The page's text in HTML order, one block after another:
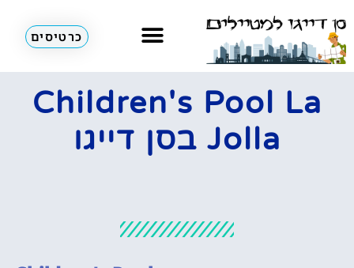
כרטיסים
Children's Pool La
Jolla בסן דייגו